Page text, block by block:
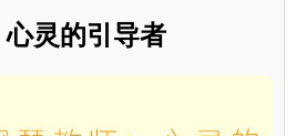
灵的引导者